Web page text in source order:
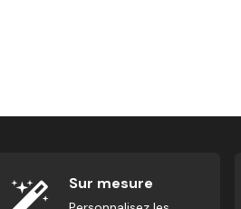
Sur mesure